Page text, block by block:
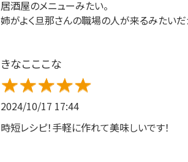
居酒屋のメニューみたい。
姉がよく旦那さんの職場の人が来るみたいだ
きなこここな
2024/10/17 17:44
時短レシピ！手軽に作れて美味しいです！